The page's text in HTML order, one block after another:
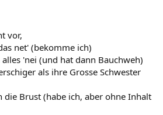
vor,
net' (bekomme ich)
'nei (und hat dann Bauchweh)
als ihre Grosse Schwester
die Brust (habe ich, aber ohne Inhalt